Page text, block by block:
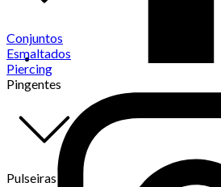
Conjuntos
Esmaltados
Piercing
Pingentes
Pulseiras